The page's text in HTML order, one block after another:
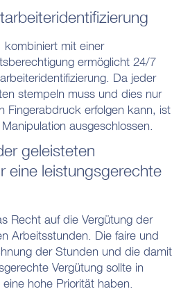
kombiniert mit einer
ermöglicht 24/7
Da jeder
stempeln muss und dies nur
Fingerabdruck erfolgen kann, ist
ausgeschlossen.
geleisteten
eine leistungsgerechte
Recht auf die Vergütung der
Arbeitsstunden. Die faire und
der Stunden und die damit
Vergütung sollte in
hohe Priorität haben.